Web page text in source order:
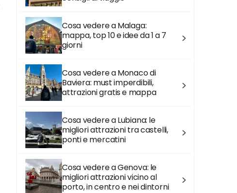
Cosa vedere a Malaga:
mappa, top 10 e idee da 1 a 7
giorni
Cosa vedere a Monaco di
Baviera: must imperdibili,
attrazioni gratis e mappa
Cosa vedere a Lubiana: le
migliori attrazioni tra castelli,
ponti e mercatini
Cosa vedere a Genova: le
migliori attrazioni vicino al
porto, in centro e nei dintorni